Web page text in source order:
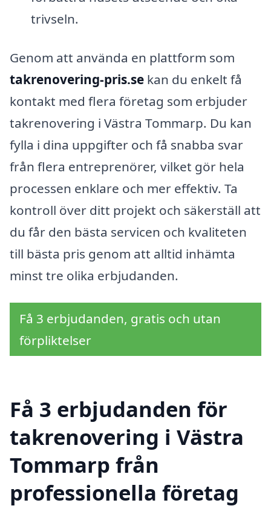
trivseln.
Genom att använda en plattform som
takrenovering-pris.se kan du enkelt få
kontakt med flera företag som erbjuder
takrenovering i Västra Tommarp. Du kan
fylla i dina uppgifter och få snabba svar
från flera entreprenörer, vilket gör hela
processen enklare och mer effektiv. Ta
kontroll över ditt projekt och säkerställ att
du får den bästa servicen och kvaliteten
till bästa pris genom att alltid in­hämta
minst tre olika erbjudanden.
Få 3 erbjudanden, gratis och utan
förpliktelser
Få 3 erbjudanden för
takrenovering i Västra
Tommarp från
professionella företag